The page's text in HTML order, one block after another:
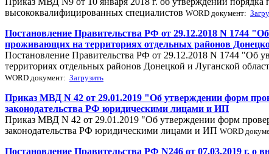
высококвалифицированных специалистов WORD документ:
Постановление Правительства РФ от 29.12.2018 N 1744
проживающих на территориях отдельных районов
Постановление Правительства РФ от 29.12.2018 N 1744 "Об
территориях отдельных районов Донецкой и Луганской
WORD документ: Загрузить
Приказ МВД N 42 от 29.01.2019 "Об утверждении форм
законодательства РФ юридическими лицами и ИП
Приказ МВД N 42 от 29.01.2019 "Об утверждении форм
законодательства РФ юридическими лицами и ИП WORD
Постановление Правительства РФ N246 от 07.03.2019 г. о